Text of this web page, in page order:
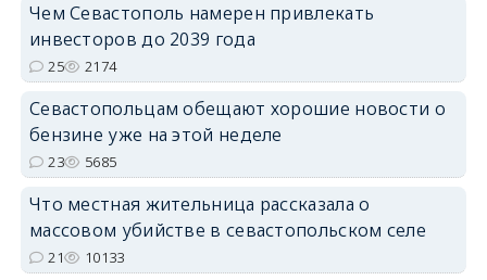
Чем Севастополь намерен привлекать
инвесторов до 2039 года
25 2174
Севастопольцам обещают хорошие новости о
бензине уже на этой неделе
23 5685
Что местная жительница рассказала о
массовом убийстве в севастопольском селе
21 10133